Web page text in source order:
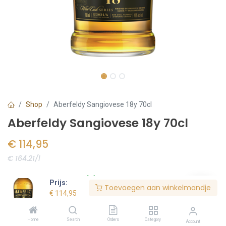
Prijs:
€ 114,95
Toevoegen aan winkelmandje
Home Search Orders Category Account
Shop Aberfeldy Sangiovese 18y 70cl
Aberfeldy Sangiovese 18y 70cl
€ 114,95
€ 164.21/l
Voorraad:6stuk(s)
Bestel nu